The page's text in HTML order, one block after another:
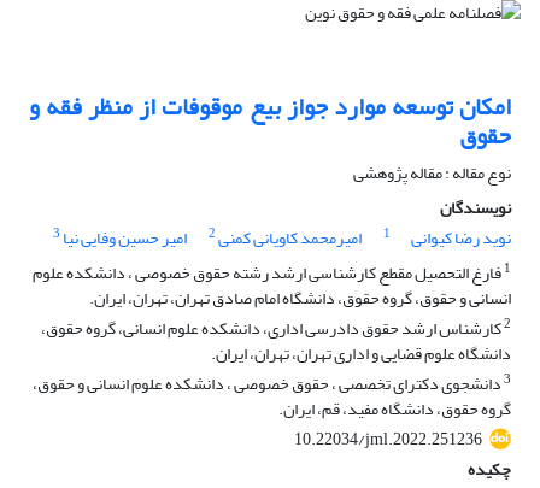
امکان توسعه موارد جواز بیع موقوفات از منظر فقه و
حقوق
نوع مقاله : مقاله پژوهشی
نویسندگان
نوید رضا کیوانی
1 امیرمحمد کاویانی کمنی2 امیر حسین وفایی نیا 3
1فارغ التحصیل مقطع کارشناسی ارشد رشته حقوق خصوصی ، دانشکده علوم
انسانی و حقوق، گروه حقوق، دانشگاه امام صادق تهران، تهران، ایران.
2کارشناس ارشد حقوق دادرسی اداری، دانشکده علوم انسانی، گروه حقوق،
دانشگاه علوم قضایی و اداری تهران، تهران، ایران.
3دانشجوی دکترای تخصصی ، حقوق خصوصی ، دانشکده علوم انسانی و حقوق،
گروه حقوق، دانشگاه مفید، قم، ایران.
10.22034/jml.2022.251236
چکیده